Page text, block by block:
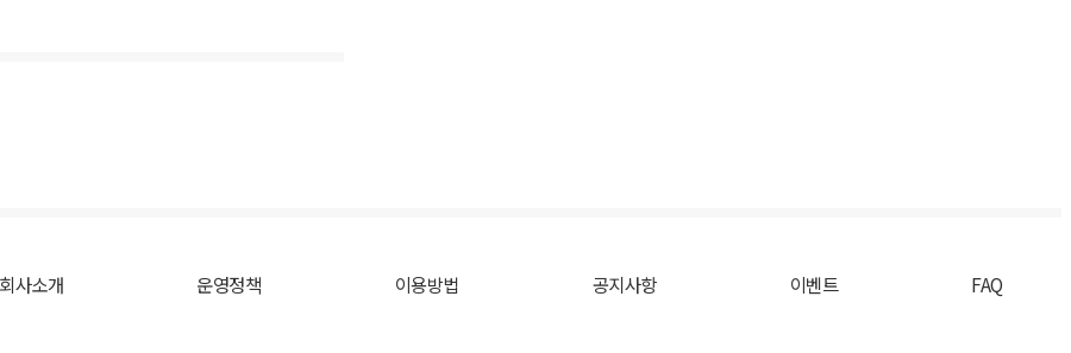
회사소개 운영정책 이용방법 공지사항 이벤트 FAQ